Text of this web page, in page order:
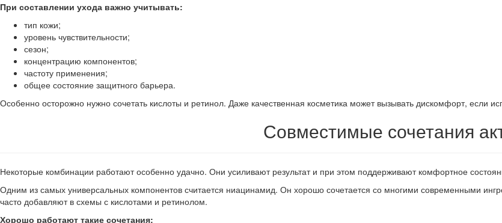
При составлении ухода важно учитывать:
тип кожи;
уровень чувствительности;
сезон;
концентрацию компонентов;
частоту применения;
общее состояние защитного барьера.
Особенно осторожно нужно сочетать кислоты и ретинол. Даже качественная косметика может вызывать дискомфорт, если
Совместимые сочетания
Некоторые комбинации работают особенно удачно. Они усиливают результат и при этом поддерживают комфортное
Одним из самых универсальных компонентов считается ниацинамид. Он хорошо сочетается со многими современными
часто добавляют в схемы с кислотами и ретинолом.
Хорошо работают такие сочетания: